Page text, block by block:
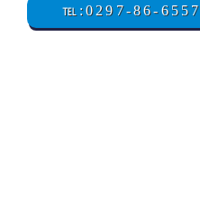
℡:0297-86-6557